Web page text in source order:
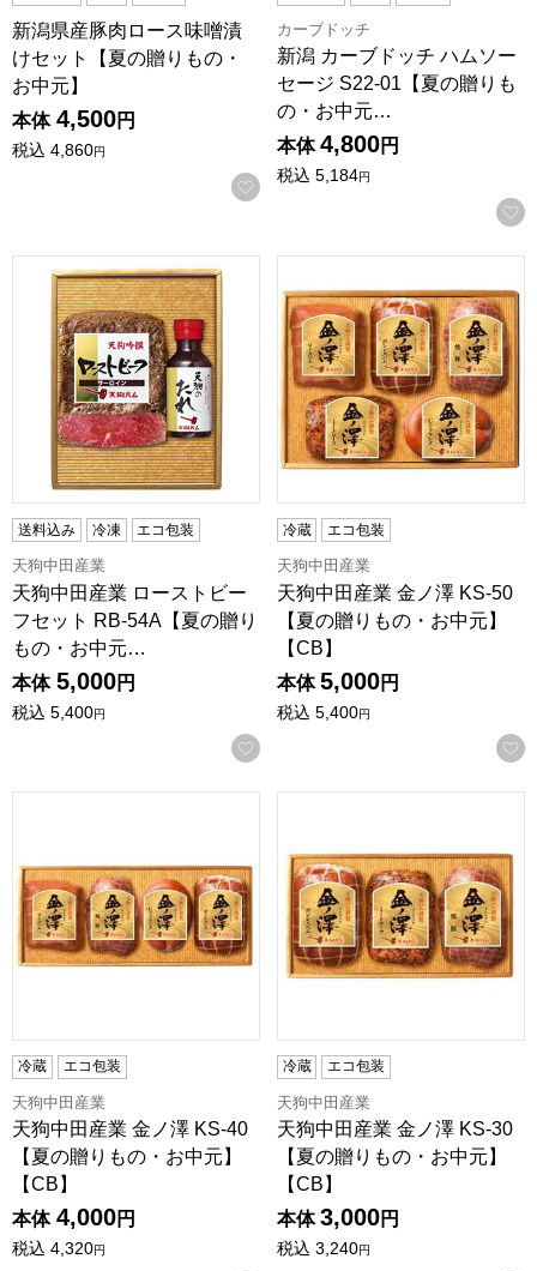
新潟県産豚肉ロース味噌漬
けセット【夏の贈りもの・
お中元】
本体 4,500円
税込 4,860円
お気に入りに登録する
カーブドッチ
新潟 カーブドッチ ハムソー
セージ S22-01【夏の贈りも
の・お中元…
本体 4,800円
税込 5,184円
天狗中田産業 ローストビーフセット RB-54A【夏の贈りも
送料込み 冷凍 エコ包装
天狗中田産業
天狗中田産業 ローストビー
フセット RB-54A【夏の贈り
もの・お中元…
本体 5,000円
税込 5,400円
お気に入りに登録する
冷蔵 エコ包装
天狗中田産業
天狗中田産業 金ノ澤 KS-50
【夏の贈りもの・お中元】
【CB】
本体 5,000円
税込 5,400円
冷蔵 エコ包装
天狗中田産業
天狗中田産業 金ノ澤 KS-40
【夏の贈りもの・お中元】
【CB】
本体 4,000円
税込 4,320円
冷蔵 エコ包装
天狗中田産業
天狗中田産業 金ノ澤 KS-30
【夏の贈りもの・お中元】
【CB】
本体 3,000円
税込 3,240円